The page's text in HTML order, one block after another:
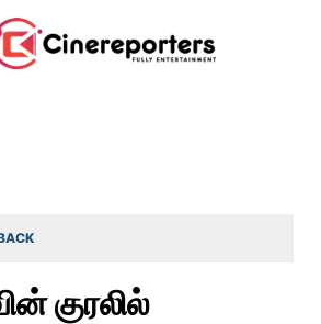
குரலில்